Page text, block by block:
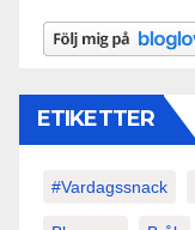
ETIKETTER
#vardagssnack